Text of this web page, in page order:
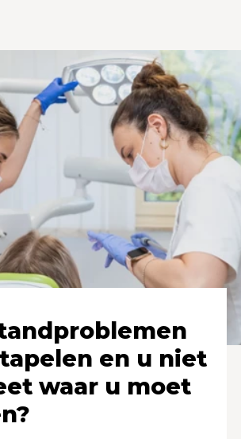
en u niet
waar u moet